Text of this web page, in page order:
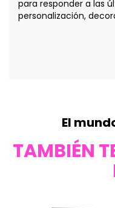
para responder a las
personalización,
El
TAMBIÉN